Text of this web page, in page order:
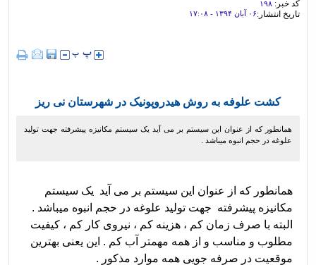
کد خبر: ۱۹۸
تاریخ انتشار:۰۶ آبان ۱۳۹۴ - ۱۷:۰۸
کشت علوفه به روش هیدروپونیک در شهرستان نی ریز
همانطور که از عنوان این سیستم بر می آید یک سیستم مکانیزه پیشرفته جهت تولید
علوغه در حجم انبوه میباشد .
همانطور که از عنوان این سیستم بر می آید یک سیستم
مکانیزه پیشرفته جهت تولید علوغه در حجم انبوه میباشد .
البته با صرف زمان کم ، هزینه کم ، نیروی کار کم ، کیفیت
مطلوب و مناسب و از همه مهمتر آب کم . این یعنی بهترین
موقعیت در صرفه جویی همه موارد مذکور .